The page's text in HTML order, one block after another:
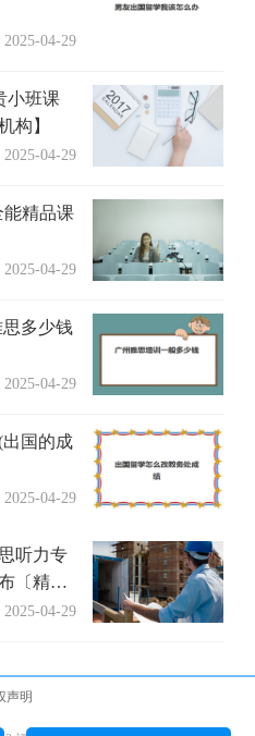
2025-04-29
小班课
构】
2025-04-29
精品课
2025-04-29
多少钱
2025-04-29
国的成
2025-04-29
听力专
〔精选
2025-04-29
声明